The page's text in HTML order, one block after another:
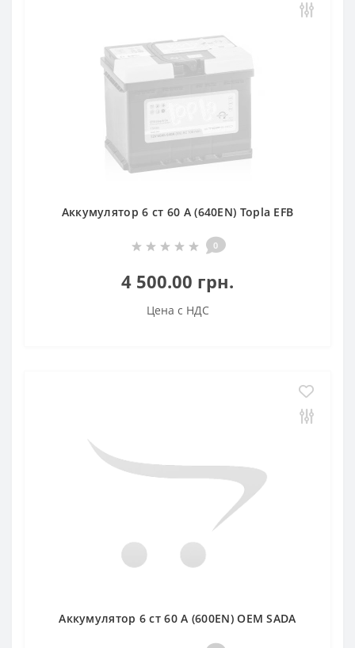
Аккумулятор 6 ст 60 А (640EN) Topla EFB
0
4 500.00 грн.
Цена с НДС
Аккумулятор 6 ст 60 А (600EN) OEM SADA